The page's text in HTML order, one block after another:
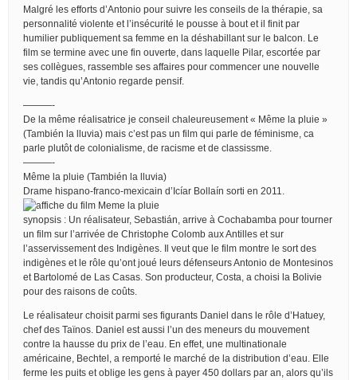
Malgré les efforts d’Antonio pour suivre les conseils de la thérapie, sa
personnalité violente et l’insécurité le pousse à bout et il finit par
humilier publiquement sa femme en la déshabillant sur le balcon. Le
film se termine avec une fin ouverte, dans laquelle Pilar, escortée par
ses collègues, rassemble ses affaires pour commencer une nouvelle
vie, tandis qu’Antonio regarde pensif.
———-
De la même réalisatrice je conseil chaleureusement « Même la pluie »
(También la lluvia) mais c’est pas un film qui parle de féminisme, ca
parle plutôt de colonialisme, de racisme et de classissme.
———-
Même la pluie (También la lluvia)
Drame hispano-franco-mexicain d’Icíar Bollaín sorti en 2011.
synopsis : Un réalisateur, Sebastián, arrive à Cochabamba pour tourner
un film sur l’arrivée de Christophe Colomb aux Antilles et sur
l’asservissement des Indigènes. Il veut que le film montre le sort des
indigènes et le rôle qu’ont joué leurs défenseurs Antonio de Montesinos
et Bartolomé de Las Casas. Son producteur, Costa, a choisi la Bolivie
pour des raisons de coûts.
Le réalisateur choisit parmi ses figurants Daniel dans le rôle d’Hatuey,
chef des Taïnos. Daniel est aussi l’un des meneurs du mouvement
contre la hausse du prix de l’eau. En effet, une multinationale
américaine, Bechtel, a remporté le marché de la distribution d’eau. Elle
ferme les puits et oblige les gens à payer 450 dollars par an, alors qu’ils